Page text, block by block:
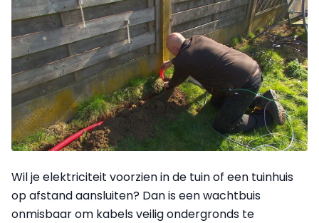
Wil je elektriciteit voorzien in de tuin of een tuinhuis
op afstand aansluiten? Dan is een wachtbuis
onmisbaar om kabels veilig ondergronds te